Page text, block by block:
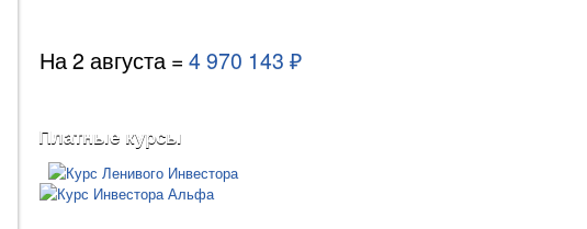
На 2 августа = 4 970 143 ₽
Платные курсы